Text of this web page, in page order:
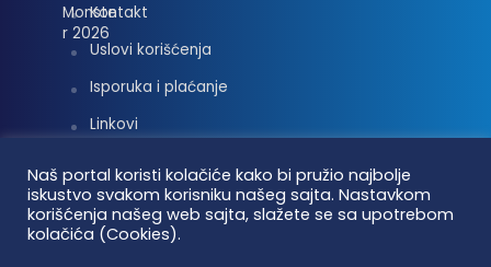
Kontakt
Uslovi korišćenja
Isporuka i plaćanje
Linkovi
Vaterpolo vesti © 2026. Sva prava zadržana.
Naš portal koristi kolačiće kako bi pružio najbolje
iskustvo svakom korisniku našeg sajta. Nastavkom
korišćenja našeg web sajta, slažete se sa upotrebom
kolačića (Cookies).